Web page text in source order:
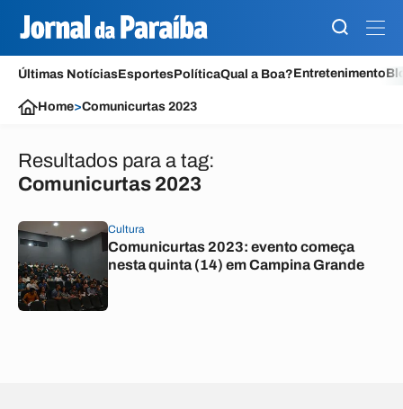
Últimas NotíciasEsportesPolíticaQual a Boa?Entretenimento
Home>Comunicurtas 2023
Resultados para a tag:
Comunicurtas 2023
Cultura
Comunicurtas 2023: evento começa
nesta quinta (14) em Campina Grande